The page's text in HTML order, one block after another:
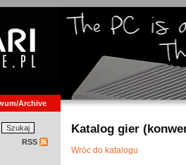
Archive
RSS
Katalog gier
Wróc do katalogu